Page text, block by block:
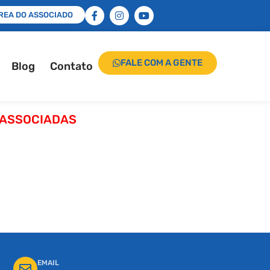
ÁREA DO ASSOCIADO
DO ASSOCIADO
Blog Contato FALE COM A GENTE
EMAIL